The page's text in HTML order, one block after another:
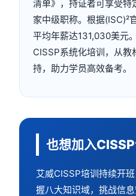
清单》，持证者可享受特
家中级职称。根据(ISC)²
平均年薪达131,030美元
CISSP系统化培训，从教
持，助力学员高效备考。
也想加入CISSP
艾威CISSP培训持续开
握八大知识域，挑战信